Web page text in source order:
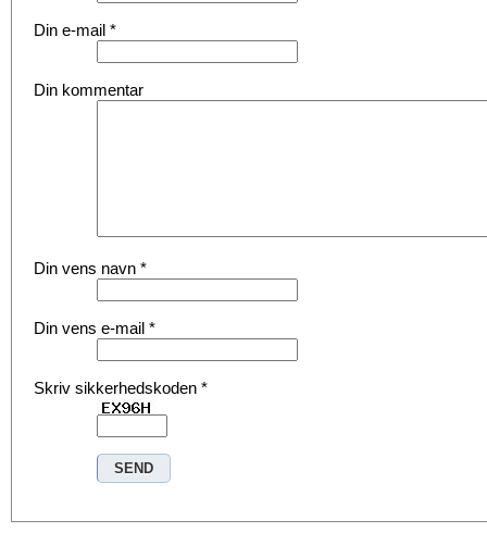
Din e-mail *
Din kommentar
Din vens navn *
Din vens e-mail *
Skriv sikkerhedskoden *